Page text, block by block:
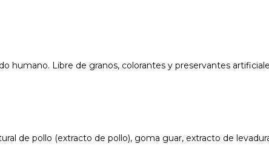
humano. Libre de granos, colorantes y preservantes
de pollo (extracto de pollo), goma guar, extracto de